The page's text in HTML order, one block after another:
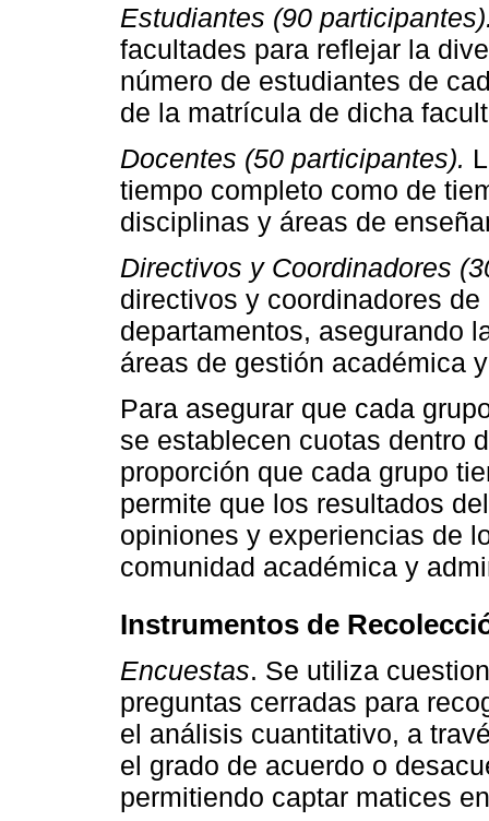
Estudiantes (90
facultades para reflejar la
número de estudiantes de
de la matrícula de dicha
Docentes (50 participantes).
tiempo completo como de
disciplinas y áreas de
Directivos y Coordinadores
directivos y coordinadores
departamentos, asegurando
áreas de gestión académica
Para asegurar que cada
se establecen cuotas dentro
proporción que cada grupo
permite que los resultados
opiniones y experiencias de
comunidad académica y
Instrumentos de
Encuestas. Se utiliza
preguntas cerradas para
el análisis cuantitativo, a
el grado de acuerdo o
permitiendo captar matices